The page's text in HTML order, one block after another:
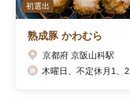
初選出
熟成豚 かわむら
京都府 京阪山科駅
木曜日、不定休月1、2